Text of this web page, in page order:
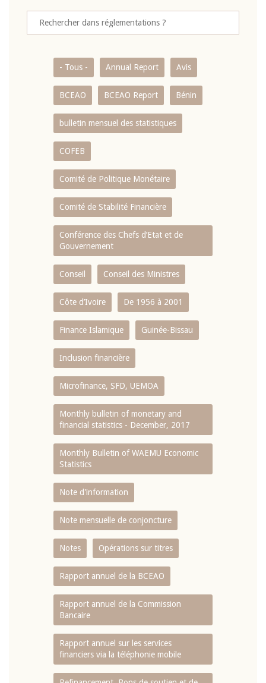
- Tous - Annual Report Avis
BCEAO BCEAO Report Bénin
bulletin mensuel des statistiques
COFEB
Comité de Politique Monétaire
Comité de Stabilité Financière
Conférence des Chefs d’Etat et de
Gouvernement
Conseil Conseil des Ministres
Côte d’Ivoire De 1956 à 2001
Finance Islamique Guinée-Bissau
Inclusion financière
Microfinance, SFD, UEMOA
Monthly bulletin of monetary and
financial statistics - December, 2017
Monthly Bulletin of WAEMU Economic
Statistics
Note d'information
Note mensuelle de conjoncture
Notes Opérations sur titres
Rapport annuel de la BCEAO
Rapport annuel de la Commission
Bancaire
Rapport annuel sur les services
financiers via la téléphonie mobile